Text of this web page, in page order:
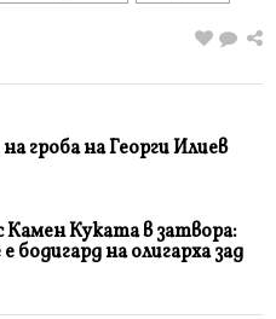
гроба на Георги Илиев
Камен Куката в затвора:
бодигард на олигарха зад